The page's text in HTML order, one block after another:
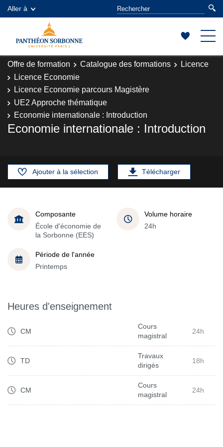
Aller à
Offre de formation Catalogue des formations
Licence
Licence Economie
Licence Economie parcours Magistère
UE2 Approche thématique
Economie internationale : Introduction
Economie internationale : Introduction
Ajouter à la sélection Télécharger
Composante
École d'économie de
la Sorbonne (EES)
Volume horaire
24h
Période de l'année
Printemps
Heures d'enseignement
CM
Cours
magistral
24h
TD
Travaux
dirigés
18h
CM
Cours
magistral
24h